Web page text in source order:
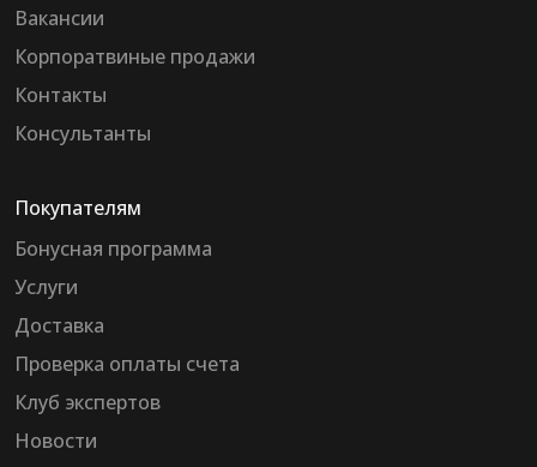
Вакансии
Корпоратвиные продажи
Контакты
Консультанты
Покупателям
Бонусная программа
Услуги
Доставка
Проверка оплаты счета
Клуб экспертов
Новости